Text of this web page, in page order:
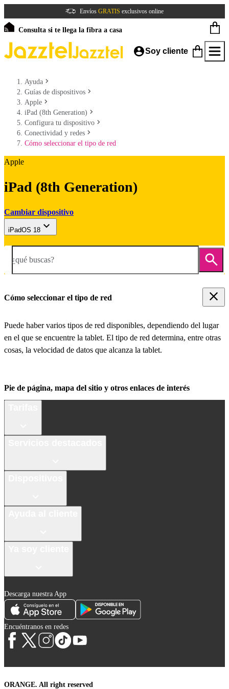
Envíos GRATIS exclusivos online
Consulta si te llega la fibra a casa
Soy cliente
Ayuda
Guías de dispositivos
Apple
iPad (8th Generation)
Configura tu dispositivo
Conectividad y redes
Cómo seleccionar el tipo de red
Apple
iPad (8th Generation)
Cambiar dispositivo
iPadOS 18
¿qué buscas?
Cómo seleccionar el tipo de red
Puede haber varios tipos de red disponibles, dependiendo del lugar
en el que se encuentre la tablet. El tipo de red determina, entre otras
cosas, la velocidad de datos que alcanza la tablet.
Pie de página, mapa del sitio y otros enlaces de interés
Descarga nuestra App
Encuéntranos en redes
ORANGE. All right reserved